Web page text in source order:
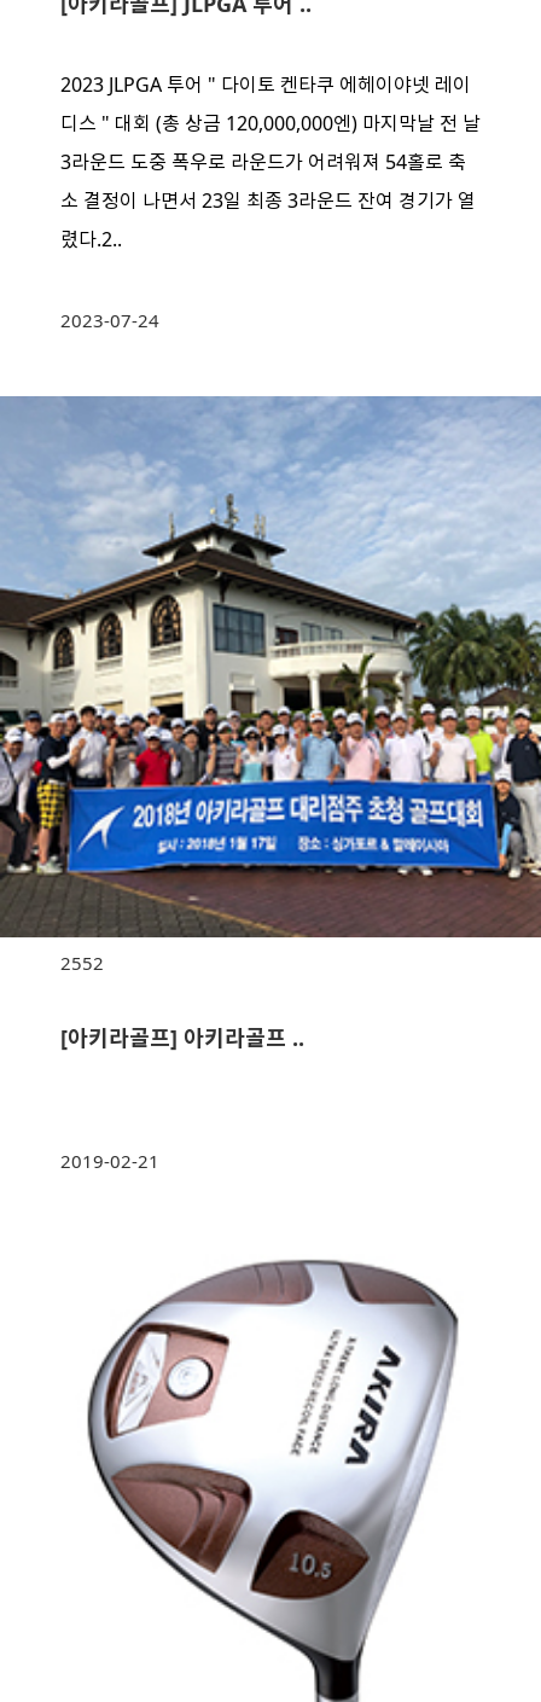
2023 JLPGA 투어 " 다이토 켄타쿠 에헤이야넷 레이
디스 " 대회 (총 상금 120,000,000엔) 마지막날 전 날
3라운드 도중 폭우로 라운드가 어려워져 54홀로 축
소 결정이 나면서 23일 최종 3라운드 잔여 경기가 열
렸다.2..
2023-07-24
2552
[아키라골프] 아키라골프 ..
2019-02-21